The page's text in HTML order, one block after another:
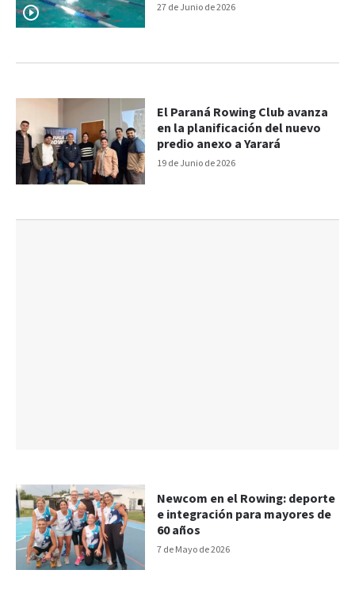
27 de Junio de 2026
19 de Junio de 2026
El Paraná Rowing Club avanza
en la planificación del nuevo
predio anexo a Yarará
7 de Mayo de 2026
Newcom en el Rowing: deporte
e integración para mayores de
60 años